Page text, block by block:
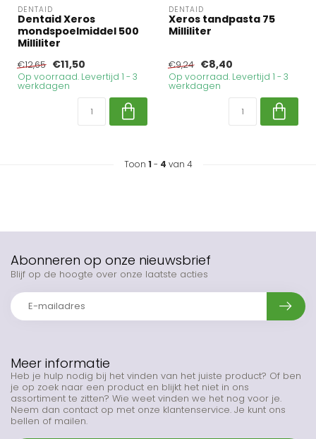
DENTAID
Dentaid Xeros
mondspoelmiddel 500
Milliliter
€12,65 €11,50
Op voorraad. Levertijd 1 - 3
werkdagen
DENTAID
Xeros tandpasta 75
Milliliter
€9,24 €8,40
Op voorraad. Levertijd 1 - 3
werkdagen
Toon 1 - 4 van 4
Meer informatie
Heb je hulp nodig bij het vinden van het juiste product? Of ben
je op zoek naar een product en blijkt het niet in ons
assortiment te zitten? Wie weet vinden we het nog voor je.
Neem dan contact op met onze klantenservice. Je kunt ons
bellen of mailen.
Abonneren op onze nieuwsbrief
Blijf op de hoogte over onze laatste acties